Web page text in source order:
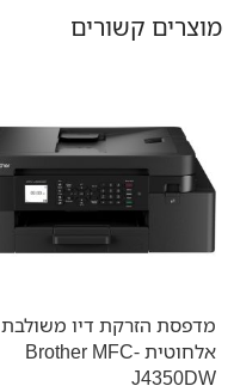
מוצרים קשורים
מדפסת הזרקת דיו משולבת
אלחוטית Brother MFC-
J4350DW